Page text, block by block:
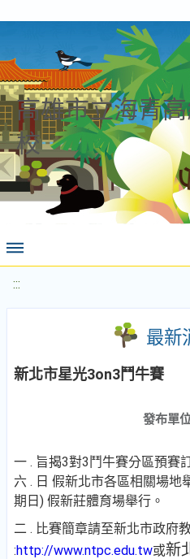
高雄市立海青
校
:::
最新
新北市星光3on3鬥牛賽
發布單
一 . 旨揭3對3鬥牛賽分區預賽
六 . 日 假新北市各區相關場地
期日) 假新莊體育場舉行。
二 . 比賽簡章請至新北市政府
:http://www.ntpc.edu.tw或新